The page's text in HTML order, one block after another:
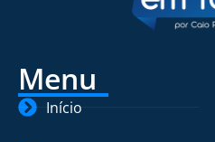
Menu
Início